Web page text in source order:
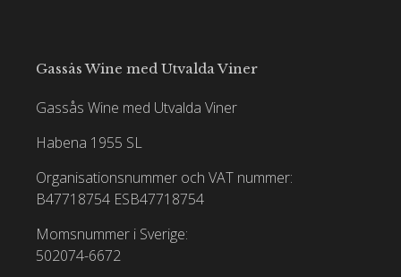
Gassås Wine med Utvalda Viner
Gassås Wine med Utvalda Viner
Habena 1955 SL
Organisationsnummer och VAT nummer:
B47718754 ESB47718754
Momsnummer i Sverige:
502074-6672